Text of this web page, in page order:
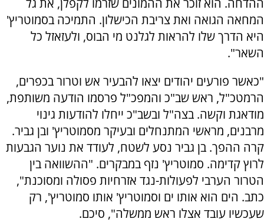
המחאה הגואה ואת צריבת הכישלון. התמיכה בסמוטריץ'
היא הדרך שלו להראות לגלנט מי הבוס, ולעזאזל כל
השאר".
"כאשר פורעים יהודים יצאו להבעיר אש וטרור בכפרים,
הרמטכ"ל, ראש שב"כ והמפכ"ל פרסמו הודעה משותפת,
מודאגת וקשה. בצה"ל ובשב"כ ייחלו להודעות גינוי
מרבנים, מראשי המתנחלים ובעיקר מסמוטריץ' ובן גביר.
קרה ההפך. בן גביר נסע לשטח, לעודד את נוער הגבעות
לרוץ קדימה. סמוטריץ' נזף במבקרים. "ההשוואה בין
הטרור הערבי לפעולות-נגד אזרחיות פסולה ומסוכנת",
כתב. הים הוא אותו ים וסמוטריץ' אותו סמוטריץ', רק
שעכשיו עובד אצלו ראש ממשלה", סיכם.